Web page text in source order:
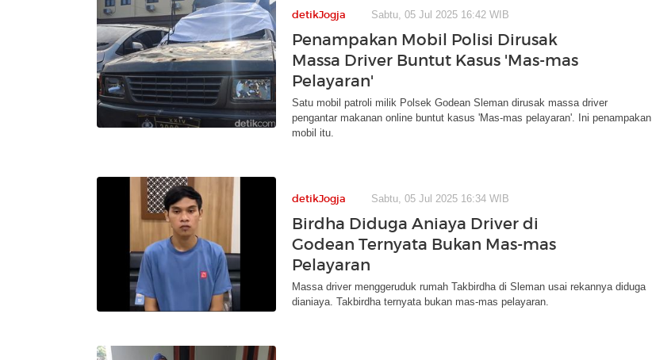
detikJogja Sabtu, 05 Jul 2025 16:42 WIB
Penampakan Mobil Polisi Dirusak
Massa Driver Buntut Kasus 'Mas-mas
Pelayaran'
Satu mobil patroli milik Polsek Godean Sleman dirusak massa driver
pengantar makanan online buntut kasus 'Mas-mas pelayaran'. Ini penampakan
mobil itu.
detikJogja Sabtu, 05 Jul 2025 16:34 WIB
Birdha Diduga Aniaya Driver di
Godean Ternyata Bukan Mas-mas
Pelayaran
Massa driver menggeruduk rumah Takbirdha di Sleman usai rekannya diduga
dianiaya. Takbirdha ternyata bukan mas-mas pelayaran.